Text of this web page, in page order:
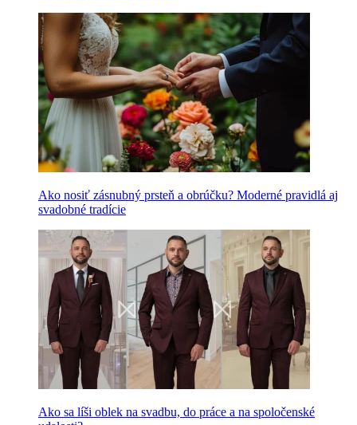
Ako nosiť zásnubný prsteň a obrúčku? Moderné pravidlá aj
svadobné tradície
Ako sa líši oblek na svadbu, do práce a na spoločenské